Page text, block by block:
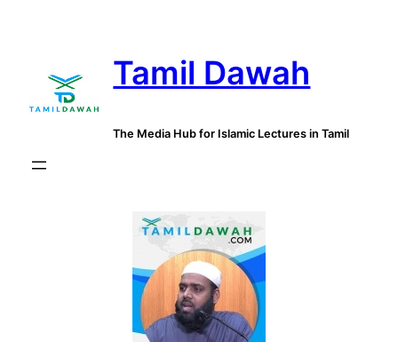
Tamil Dawah
The Media Hub for Islamic Lectures in Tamil